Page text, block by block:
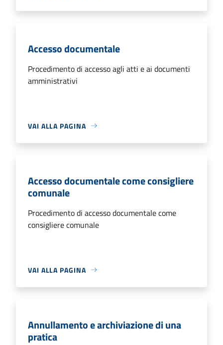
Accesso documentale
Procedimento di accesso agli atti e ai documenti
amministrativi
VAI ALLA PAGINA
Accesso documentale come consigliere
comunale
Procedimento di accesso documentale come
consigliere comunale
VAI ALLA PAGINA
Annullamento e archiviazione di una
pratica